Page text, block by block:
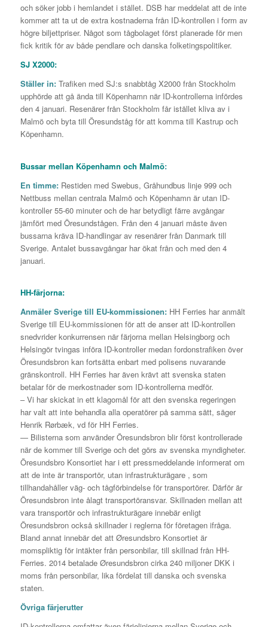
och söker jobb i hemlandet i stället. DSB har meddelat att de inte
kommer att ta ut de extra kostnaderna från ID-kontrollen i form av
högre biljettpriser. Något som tågbolaget först planerade för men
fick kritik för av både pendlare och danska folketingspolitiker.
SJ X2000:
Ställer in:Trafiken med SJ:s snabbtåg X2000 från Stockholm
upphörde att gå ända till Köpenhamn när ID-kontrollerna infördes
den 4 januari. Resenärer från Stockholm får istället kliva av i
Malmö och byta till Öresundståg för att komma till Kastrup och
Köpenhamn.
Bussar mellan Köpenhamn och Malmö:
En timme:Restiden med Swebus, Gråhundbus linje 999 och
Nettbuss mellan centrala Malmö och Köpenhamn är utan ID-
kontroller 55-60 minuter och de har betydligt färre avgångar
jämfört med Öresundstågen. Från den 4 januari måste även
bussarna kräva ID-handlingar av resenärer från Danmark till
Sverige. Antalet bussavgångar har ökat från och med den 4
januari.
HH-färjorna:
Anmäler Sverige till EU-kommissionen:HH Ferries har anmält
Sverige till EU-kommissionen för att de anser att ID-kontrollen
snedvrider konkurrensen när färjorna mellan Helsingborg och
Helsingör tvingas införa ID-kontroller medan fordonstrafiken över
Öresundsbron kan fortsätta enbart med polisens nuvarande
gränskontroll. HH Ferries har även krävt att svenska staten
betalar för de merkostnader som ID-kontrollerna medför.
– Vi har skickat in ett klagomål för att den svenska regeringen
har valt att inte behandla alla operatörer på samma sätt, säger
Henrik Rørbæk, vd för HH Ferries.
— Bilisterna som använder Öresundsbron blir först kontrollerade
när de kommer till Sverige och det görs av svenska myndigheter.
Öresundsbro Konsortiet har i ett pressmeddelande informerat om
att de inte är transportör, utan infrastrukturägare , som
tillhandahåller väg- och tågförbindelse för transportörer. Därför är
Öresundsbron inte ålagt transportöransvar. Skillnaden mellan att
vara transportör och infrastrukturägare innebär enligt
Öresundsbron också skillnader i reglerna för företagen ifråga.
Bland annat innebär det att Øresundsbro Konsortiet är
momspliktig för intäkter från personbilar, till skillnad från HH-
Ferries. 2014 betalade Øresundsbron cirka 240 miljoner DKK i
moms från personbilar, lika fördelat till danska och svenska
staten.
Övriga färjerutter